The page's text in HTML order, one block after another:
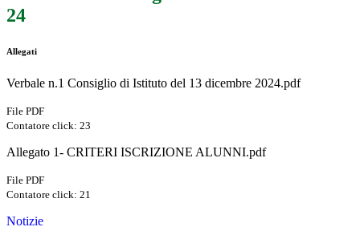
24
Allegati
Verbale n.1 Consiglio di Istituto del 13 dicembre 2024.pdf
File PDF
Contatore click: 23
Allegato 1- CRITERI ISCRIZIONE ALUNNI.pdf
File PDF
Contatore click: 21
Notizie